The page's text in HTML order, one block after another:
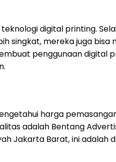
digital printing.
singkat, mereka juga bisa
penggunaan digital
harga
adalah Bentang
Jakarta Barat, ini adalah